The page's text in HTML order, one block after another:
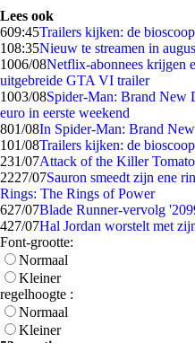
Lees ook
609:45Trailers kijken: de
108:35Nieuw te streamen in
1006/08Netflix-abonnees krijgen
uitgebreide GTA VI trailer
1003/08Spider-Man: Brand New
euro in eerste weekend
801/08In Spider-Man: Brand
101/08Trailers kijken: de
231/07Attack of the Killer
2227/07Sauron smeedt zijn ene
Rings: The Rings of Power
627/07Blade Runner-vervolg
427/07Hal Jordan worstelt met
Font-grootte:
Normaal
Kleiner
regelhoogte :
Normaal
Kleiner